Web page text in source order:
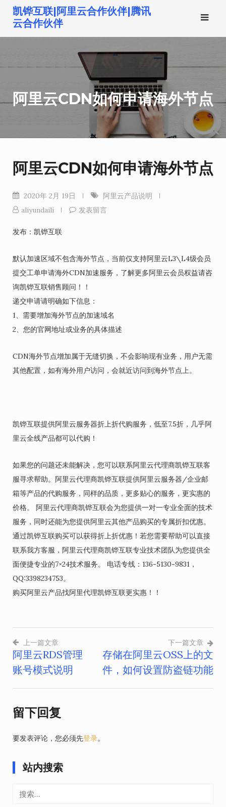
到
凯铧互联|阿里云合作伙伴|腾讯
云合作伙伴
阿里云CDN如何申请海外节点
阿里云CDN如何申请海外节点
2020年 2月 19日
阿里云产品说明
aliyundaili
发表留言
发布：凯铧互联
默认加速区域不包含海外节点，当前仅支持阿里云L3\L4级会员
提交工单申请海外CDN加速服务，了解更多阿里云会员权益请咨
询凯铧互联销售顾问！！
递交申请请明确如下信息：
1、需要增加海外节点的加速域名
2、您的官网地址或业务的具体描述
CDN海外节点增加属于无缝切换，不会影响现有业务，用户无需
其他配置，如有海外用户访问，会就近访问到海外节点上。
凯铧互联提供阿里云服务器折上折代购服务，低至7.5折，几乎阿
里云全线产品都可以代购！
如果您的问题还未能解决，您可以联系阿里云代理商凯铧互联客
服寻求帮助。阿里云代理商凯铧互联提供阿里云服务器/企业邮
箱等产品的代购服务，同样的品质，更多贴心的服务，更实惠的
价格。 阿里云代理商凯铧互联会为您提供一对一专业全面的技术
服务，同时还能为您提供阿里云其他产品购买的专属折扣优惠。
通过凯铧互联购买可以获得折上折优惠！若您需要帮助可以直接
联系我方客服，阿里云代理商凯铧互联专业技术团队为您提供全
面便捷专业的7×24技术服务。 电话专线：136-5130-9831，
QQ:3398234753。
购买阿里云产品找阿里代理凯铧互联更实惠！！
文
章
航
上一篇文章
阿里云RDS管理
账号模式说明
下一篇文章
存储在阿里云OSS上的文
件，如何设置防盗链功能
留下回复
要发表评论，您必须先登录。
站内搜索